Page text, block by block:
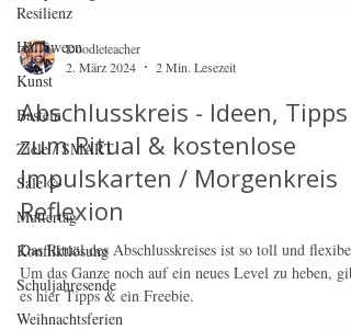
Resilienz
Halloween
Kunst
Basteln
Ziele / SMART
Sale 🥳
Muttertag
Konfliktlösung
Schuljahresende
Weihnachtsferien
Doodleteacher
2. März 2024
2 Min. Lesezeit
Abschlusskreis - Ideen, Tipps
zum Ritual & kostenlose
Impulskarten / Morgenkreis
Reflexion